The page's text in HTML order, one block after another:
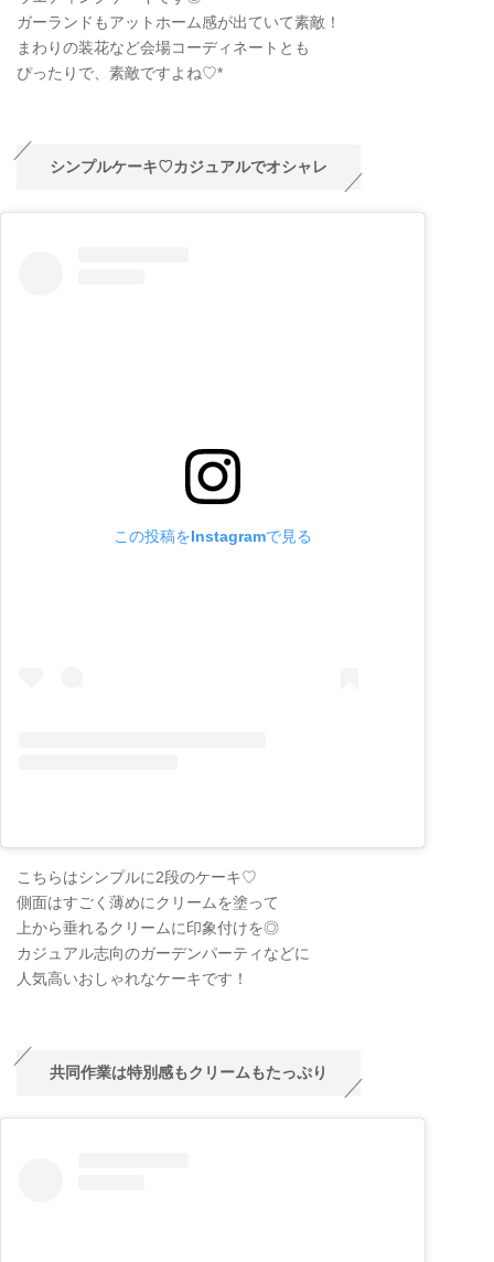
ガーランドもアットホーム感が出ていて素敵！
まわりの装花など会場コーディネートとも
ぴったりで、素敵ですよね♡*
シンプルケーキ♡カジュアルでオシャレ
この投稿をInstagramで見る
こちらはシンプルに2段のケーキ♡
側面はすごく薄めにクリームを塗って
上から垂れるクリームに印象付けを◎
カジュアル志向のガーデンパーティなどに
人気高いおしゃれなケーキです！
共同作業は特別感もクリームもたっぷり